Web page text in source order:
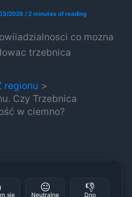
2026 /2 minutes of reading
regionu
Czy Trzebnica
w ciemno?
się
😐
Neutralne
👎
Dno